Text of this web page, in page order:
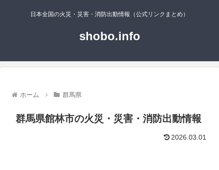
日本全国の火災・災害・消防出動情報（公式リンクまとめ）
shobo.info
ホーム 群馬県
群馬県館林市の火災・災害・消防出動情報
2026.03.01